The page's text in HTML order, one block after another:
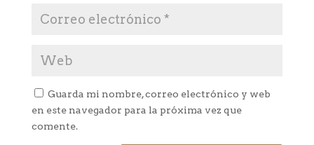
Guarda mi nombre, correo electrónico y web
en este navegador para la próxima vez que
comente.